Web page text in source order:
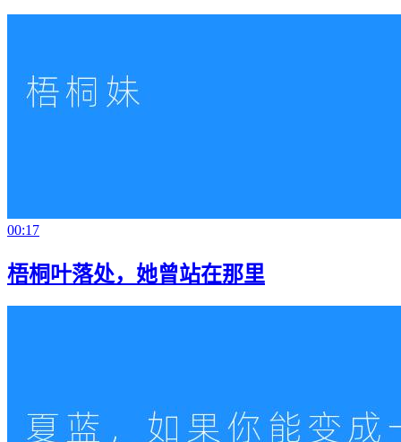
00:17
梧桐叶落处，她曾站在那里